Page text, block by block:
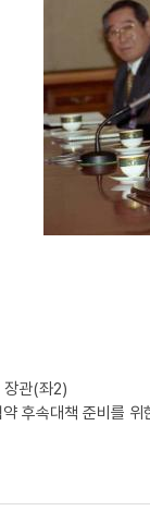
장관(좌2)
후속대책 준비를